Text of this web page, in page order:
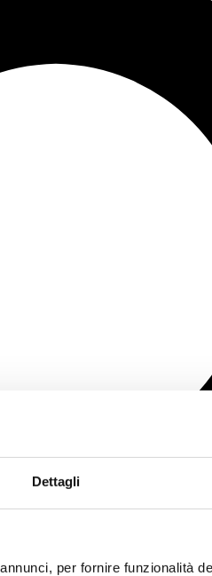
Dettagli
per fornire funzionalità